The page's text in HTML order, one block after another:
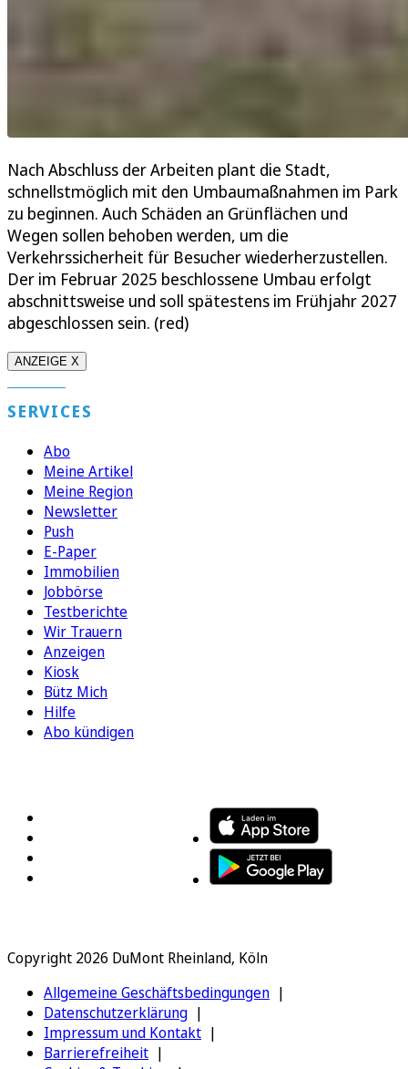
Nach Abschluss der Arbeiten plant die Stadt,
schnellstmöglich mit den Umbaumaßnahmen im Park
zu beginnen. Auch Schäden an Grünflächen und
Wegen sollen behoben werden, um die
Verkehrssicherheit für Besucher wiederherzustellen.
Der im Februar 2025 beschlossene Umbau erfolgt
abschnittsweise und soll spätestens im Frühjahr 2027
abgeschlossen sein. (red)
ANZEIGE X
SERVICES
Abo
Meine Artikel
Meine Region
Newsletter
Push
E-Paper
Immobilien
Jobbörse
Testberichte
Wir Trauern
Anzeigen
Kiosk
Bütz Mich
Hilfe
Abo kündigen
Copyright 2026 DuMont Rheinland, Köln
Allgemeine Geschäftsbedingungen
Datenschutzerklärung
Impressum und Kontakt
Barrierefreiheit